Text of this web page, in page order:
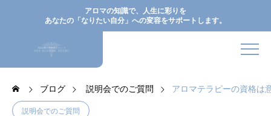
アロマの知識で、人生に彩りを
あなたの「なりたい自分」への変容をサポートします。
ブログ 説明会でのご質問 アロマテラピーの資格は
説明会でのご質問